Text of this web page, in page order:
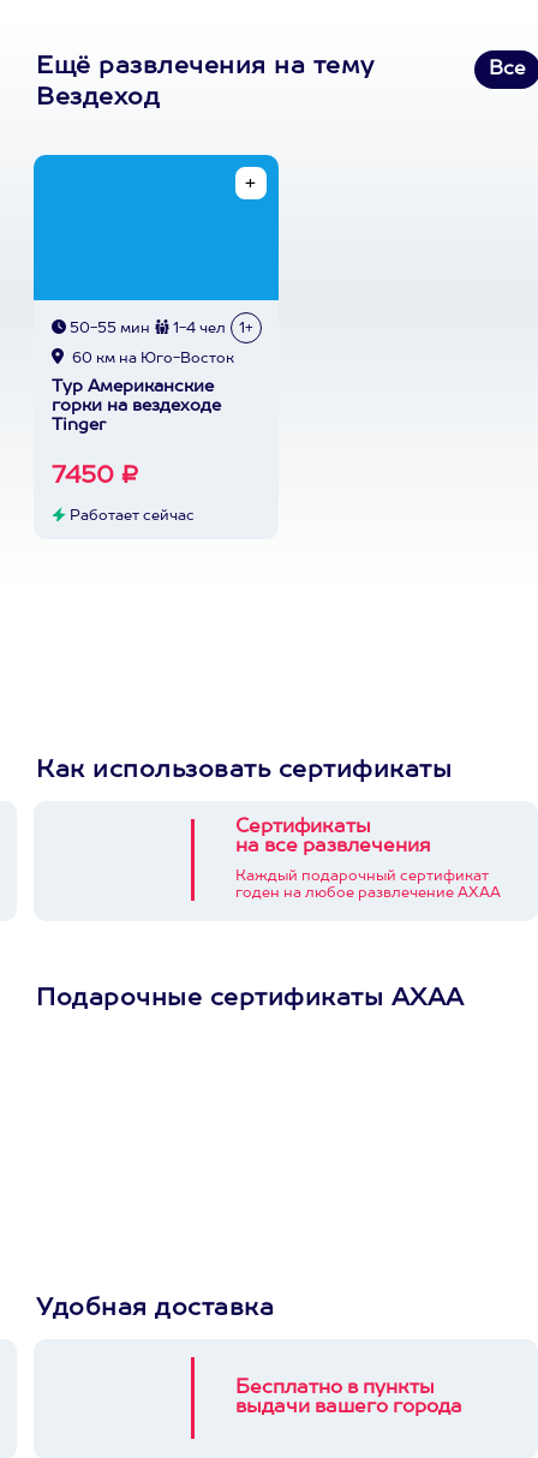
Ещё развлечения на тему
Вездеход
Все
50-55 мин 1-4 чел 1+
60 км на Юго-Восток
Тур Американские
горки на вездеходе
Tinger
7450 ₽
Работает сейчас
Как использовать сертификаты
Сертификаты
на все развлечения
Каждый подарочный сертификат
годен на любое развлечение АХАА
Подарочные сертификаты АХАА
Удобная доставка
Бесплатно в пункты
выдачи вашего города